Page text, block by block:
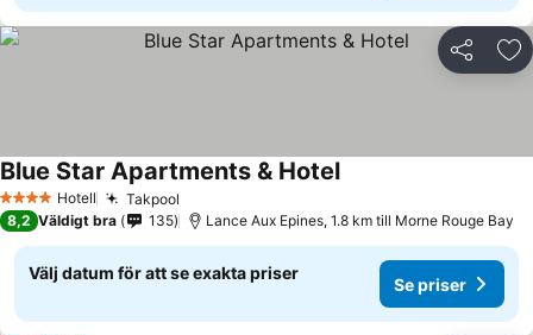
Dela
4 StjärnorHotell Takpool
Blue Star Apartments & Hotel
8,2 Väldigt bra 135 Lance Aux Epines, 1.8 km till Morne Rouge Bay
Välj datum för att se exakta priser
Se priser